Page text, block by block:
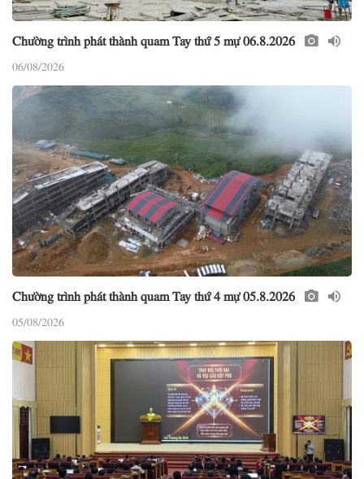
Chường trình phát thành quam Tay thứ 5 mự 06.8.2026
06/08/2026
Chường trình phát thành quam Tay thứ 4 mự 05.8.2026
05/08/2026